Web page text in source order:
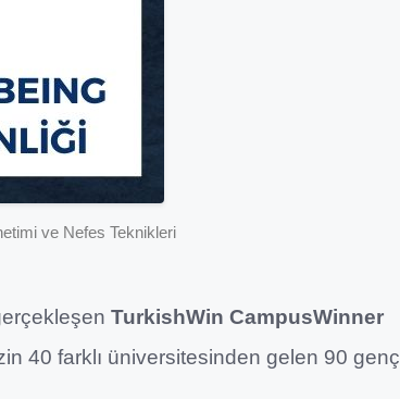
ve Nefes Teknikleri
TurkishWin CampusWinner
40 farklı üniversitesinden gelen 90 genç